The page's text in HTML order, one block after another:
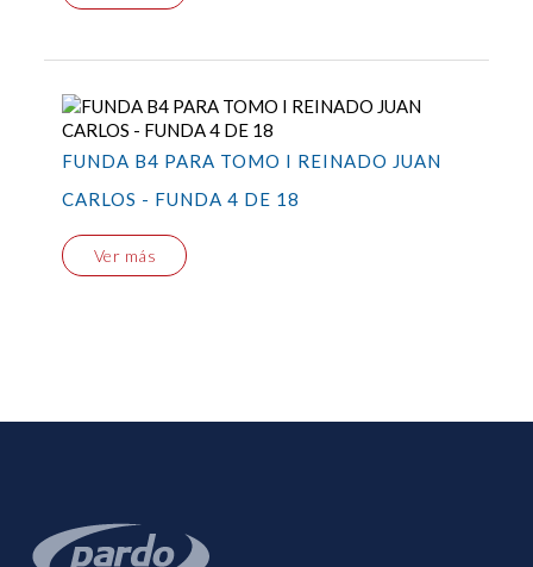
FUNDA B4 PARA TOMO I REINADO JUAN
CARLOS - FUNDA 4 DE 18
Ver más